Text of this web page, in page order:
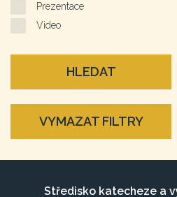
Prezentace
Video
HLEDAT
VYMAZAT FILTRY
Středisko katecheze a